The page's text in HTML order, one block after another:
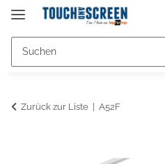
Zurück zur Liste A52F